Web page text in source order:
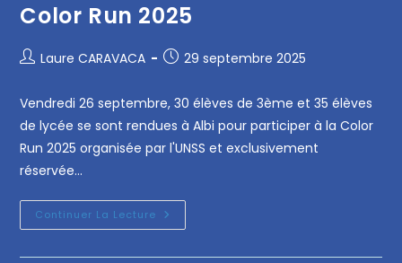
Color Run 2025
Laure CARAVACA 29 septembre 2025
Vendredi 26 septembre, 30 élèves de 3ème et 35 élèves
de lycée se sont rendues à Albi pour participer à la Color
Run 2025 organisée par l'UNSS et exclusivement
réservée…
Continuer La Lecture